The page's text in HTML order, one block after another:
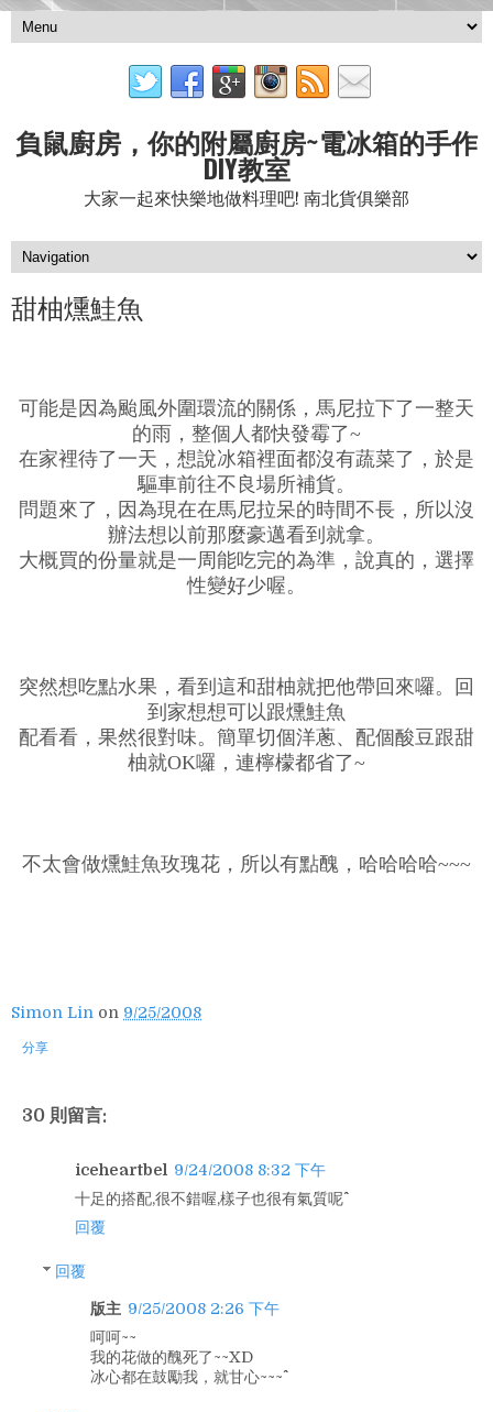
負鼠廚房，你的附屬廚房~電冰箱的手作
DIY教室
大家一起來快樂地做料理吧! 南北貨俱樂部
甜柚燻鮭魚
可能是因為颱風外圍環流的關係，馬尼拉下了一整天
的雨，整個人都快發霉了~
在家裡待了一天，想說冰箱裡面都沒有蔬菜了，於是
驅車前往不良場所補貨。
問題來了，因為現在在馬尼拉呆的時間不長，所以沒
辦法想以前那麼豪邁看到就拿。
大概買的份量就是一周能吃完的為準，說真的，選擇
性變好少喔。
突然想吃點水果，看到這和甜柚就把他帶回來囉。回
到家想想可以跟燻鮭魚
配看看，果然很對味。簡單切個洋蔥、配個酸豆跟甜
柚就OK囉，連檸檬都省了~
不太會做燻鮭魚玫瑰花，所以有點醜，哈哈哈哈~~~
Simon Lin on 9/25/2008
分享
30 則留言:
iceheartbel
9/24/2008 8:32 下午
十足的搭配,很不錯喔,樣子也很有氣質呢^^
回覆
回覆
版主 9/25/2008 2:26 下午
呵呵~~
我的花做的醜死了~~XD
冰心都在鼓勵我，就甘心~~~^^